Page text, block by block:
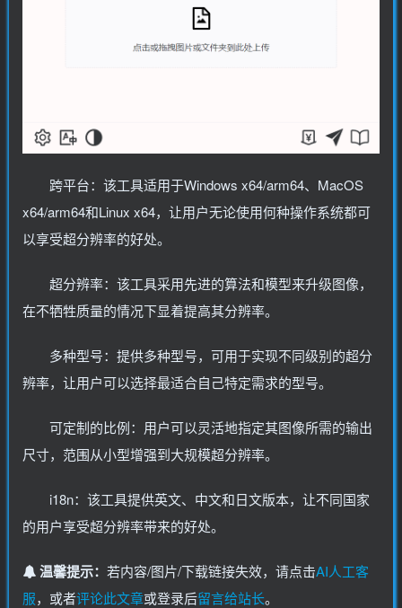
跨平台：该工具适用于Windows x64/arm64、MacOS
x64/arm64和Linux x64，让用户无论使用何种操作系统都可
以享受超分辨率的好处。
超分辨率：该工具采用先进的算法和模型来升级图像，
在不牺牲质量的情况下显着提高其分辨率。
多种型号：提供多种型号，可用于实现不同级别的超分
辨率，让用户可以选择最适合自己特定需求的型号。
可定制的比例：用户可以灵活地指定其图像所需的输出
尺寸，范围从小型增强到大规模超分辨率。
i18n：该工具提供英文、中文和日文版本，让不同国家
的用户享受超分辨率带来的好处。
温馨提示： 若内容/图片/下载链接失效，请点击AI人工客
服，或者评论此文章或登录后留言给站长。